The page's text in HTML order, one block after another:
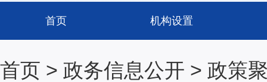
首页 机构设置
首页 > 政务信息公开 > 政策